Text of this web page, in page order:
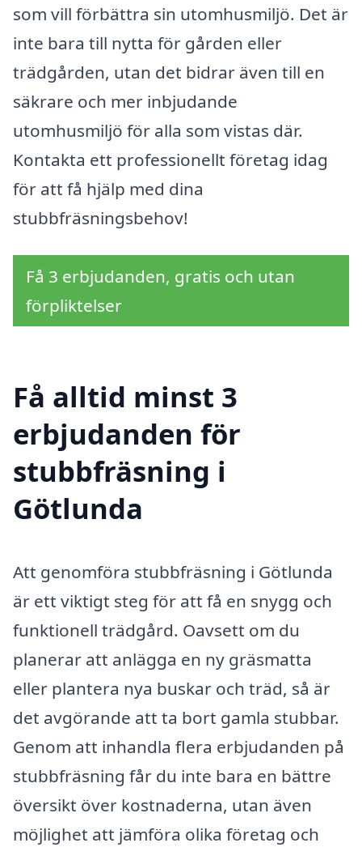
som vill förbättra sin utomhusmiljö. Det är
inte bara till nytta för gården eller
trädgården, utan det bidrar även till en
säkrare och mer inbjudande
utomhusmiljö för alla som vistas där.
Kontakta ett professionellt företag idag
för att få hjälp med dina
stubbfräsningsbehov!
Få 3 erbjudanden, gratis och utan
förpliktelser
Få alltid minst 3
erbjudanden för
stubbfräsning i
Götlunda
Att genomföra stubbfräsning i Götlunda
är ett viktigt steg för att få en snygg och
funktionell trädgård. Oavsett om du
planerar att anlägga en ny gräsmatta
eller plantera nya buskar och träd, så är
det avgörande att ta bort gamla stubbar.
Genom att inhandla flera erbjudanden på
stubbfräsning får du inte bara en bättre
översikt över kostnaderna, utan även
möjlighet att jämföra olika företag och